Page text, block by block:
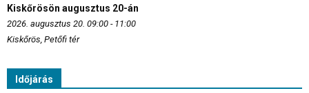
Kiskőrösön augusztus 20-án
2026. augusztus 20. 09:00 - 11:00
Kiskőrös, Petőfi tér
Időjárás